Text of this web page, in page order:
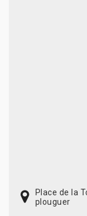
Place de la
plouguer